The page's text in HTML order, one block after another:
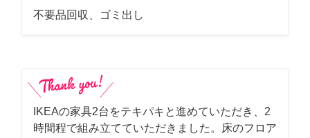
不要品回収、ゴミ出し
IKEAの家具2台をテキパキと進めていただき、2
時間程で組み立てていただきました。床のフロア